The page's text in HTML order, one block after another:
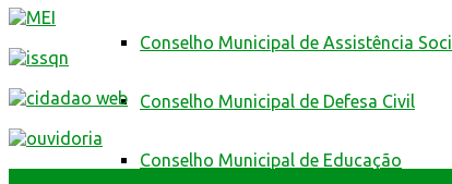
Conselho Municipal de Assistência
Conselho Municipal de Defesa Civil
Conselho Municipal de Educação